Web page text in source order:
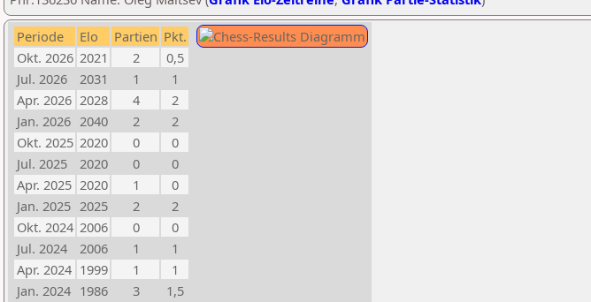
Periode Elo Partien Pkt.
Okt. 2026 2021 2
0,5
Jul. 2026
2031 1
1
Apr. 2026 2028 4
2
Jan. 2026 2040 2
2
Okt. 2025 2020 0
0
Jul. 2025
2020 0
0
Apr. 2025 2020 1
0
Jan. 2025 2025 2
2
Okt. 2024 2006 0
0
Jul. 2024
2006 1
1
Apr. 2024 1999 1
1
Jan. 2024 1986 3
1,5